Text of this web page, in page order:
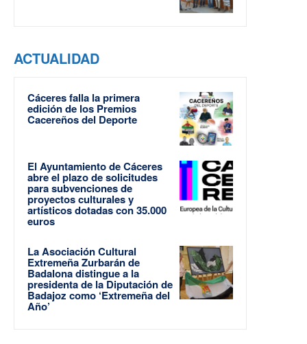
ACTUALIDAD
Cáceres falla la primera
edición de los Premios
Cacereños del Deporte
El Ayuntamiento de Cáceres
abre el plazo de solicitudes
para subvenciones de
proyectos culturales y
artísticos dotadas con 35.000
euros
La Asociación Cultural
Extremeña Zurbarán de
Badalona distingue a la
presidenta de la Diputación de
Badajoz como ‘Extremeña del
Año’